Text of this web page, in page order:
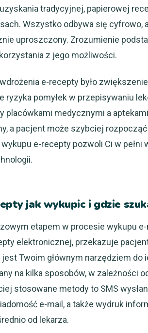
tradycyjnej, papierowej
Wszystko odbywa się cyfrowo,
uproszczony. Zrozumienie
z jego możliwości.
e-recepty było
ryzyka pomyłek w przepisywaniu
placówkami medycznymi a
a pacjent może szybciej
e-recepty pozwoli Ci w pełni
jak wykupic i gdzie
etapem w procesie wykupu
elektronicznej, przekazuje
Twoim głównym narzędziem
na kilka sposobów, w zależności
stosowane metody to SMS
e-mail, a także wydruk
od lekarza.